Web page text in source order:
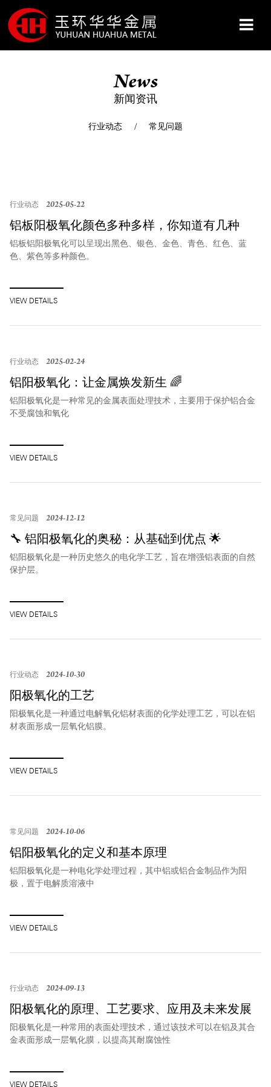
关于我们
新闻资讯
News
新闻资讯
行业动态 常见问题
行业动态 2025-05-22
铝板阳极氧化颜色多种多样，你知道有几种
吗？
铝板铝阳极氧化可以呈现出黑色、银色、金色、青色、红色、蓝
色、紫色等多种颜色。
VIEW DETAILS
行业动态 2025-02-24
铝阳极氧化：让金属焕发新生 🌈
铝阳极氧化是一种常见的金属表面处理技术，主要用于保护铝合金
不受腐蚀和氧化
VIEW DETAILS
常见问题 2024-12-12
🔧 铝阳极氧化的奥秘：从基础到优点 🌟
铝阳极氧化是一种历史悠久的电化学工艺，旨在增强铝表面的自然
保护层。
VIEW DETAILS
行业动态 2024-10-30
阳极氧化的工艺
阳极氧化是一种通过电解氧化铝材表面的化学处理工艺，可以在铝
材表面形成一层氧化铝膜。
VIEW DETAILS
常见问题 2024-10-06
‌铝阳极氧化的定义和基本原理‌
铝阳极氧化是一种电化学处理过程，其中铝或铝合金制品作为阳
极，置于电解质溶液中
VIEW DETAILS
行业动态 2024-09-13
阳极氧化的原理、工艺要求、应用及未来发展
阳极氧化是一种常用的表面处理技术，通过该技术可以在铝及其合
金表面形成一层氧化膜，以提高其耐腐蚀性
VIEW DETAILS